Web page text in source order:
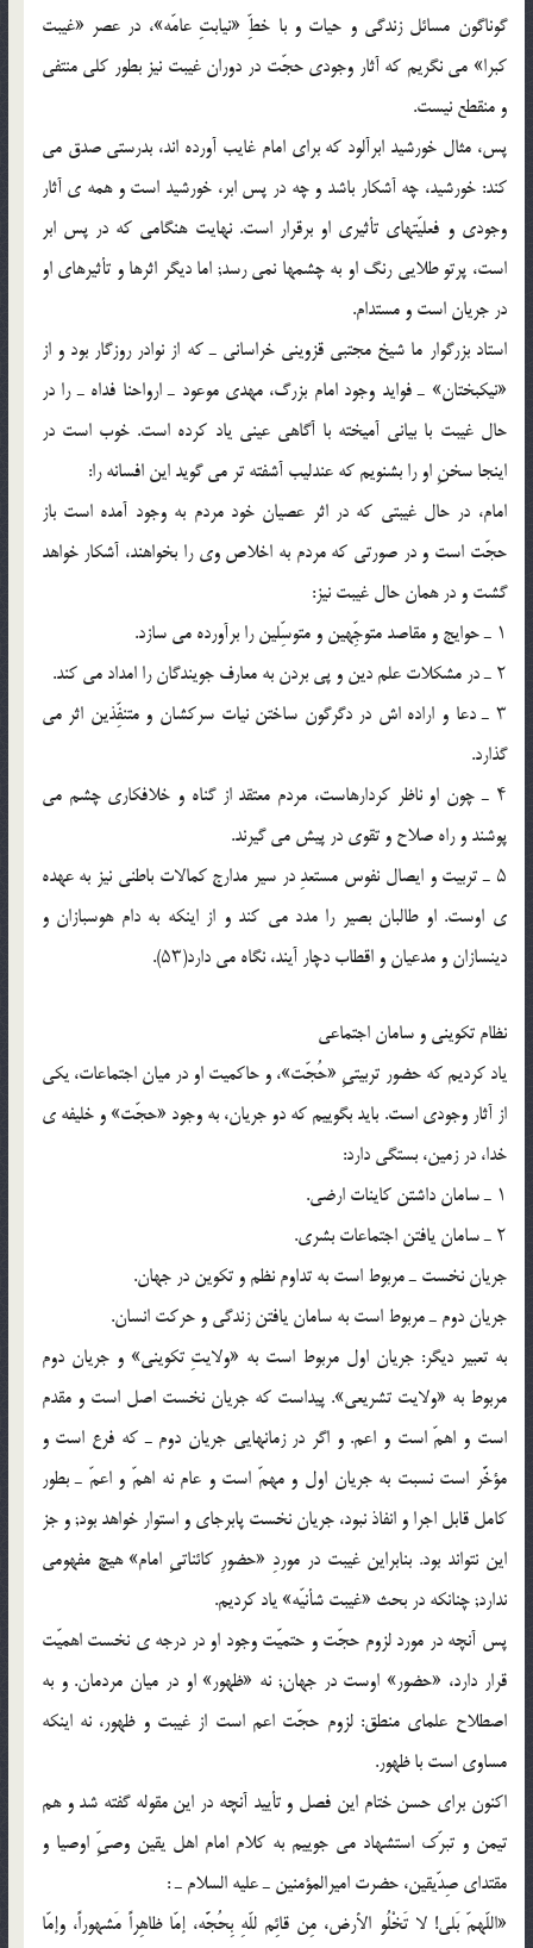
گوناگون مسائل زندگى و حیات و با خطِّ «نیابتِ عامّه»، در عصر «غیبت
کبرا» مى نگریم که آثار وجودى حجّت در دوران غیبت نیز بطور کلى منتفى
و منقطع نیست.
پس، مثال خورشید ابرآلود که براى امام غایب آورده اند، بدرستى صدق مى
کند: خورشید، چه آشکار باشد و چه در پس ابر، خورشید است و همه ى آثار
وجودى و فعلیّتهاى تأثیرى او برقرار است. نهایت هنگامى که در پس ابر
است، پرتو طلایى رنگ او به چشمها نمى رسد; اما دیگر اثرها و تأثیرهاى او
در جریان است و مستدام.
استاد بزرگوار ما شیخ مجتبى قزوینى خراسانى ـ که از نوادر روزگار بود و از
«نیکبختان» ـ فواید وجود امام بزرگ، مهدى موعود ـ ارواحنا فداه ـ را در
حال غیبت با بیانى آمیخته با آگاهى عینى یاد کرده است. خوب است در
اینجا سخنِ او را بشنویم که عندلیب آشفته تر مى گوید این افسانه را:
امام، در حال غیبتى که در اثر عصیان خود مردم به وجود آمده است باز
حجّت است و در صورتى که مردم به اخلاص وى را بخواهند، آشکار خواهد
گشت و در همان حال غیبت نیز:
۱ ـ حوایج و مقاصد متوجِّهین و متوسِّلین را برآورده مى سازد.
۲ ـ در مشکلات علم دین و پى بردن به معارف جویندگان را امداد مى کند.
۳ ـ دعا و اراده اش در دگرگون ساختن نیات سرکشان و متنفِّذین اثر مى
گذارد.
۴ ـ چون او ناظر کردارهاست، مردم معتقد از گناه و خلافکارى چشم مى
پوشند و راه صلاح و تقوى در پیش مى گیرند.
۵ ـ تربیت و ایصال نفوس مستعدِ در سیر مدارج کمالات باطنى نیز به عهده
ى اوست. او طالبان بصیر را مدد مى کند و از اینکه به دام هوسبازان و
دینسازان و مدعیان و اقطاب دچار آیند، نگاه مى دارد(۵۳).
نظام تکوینى و سامان اجتماعى
یاد کردیم که حضور تربیتىِ «حُجّت»، و حاکمیت او در میان اجتماعات، یکى
از آثار وجودى است. باید بگوییم که دو جریان، به وجود «حجّت» و خلیفه ى
خدا، در زمین، بستگى دارد:
۱ ـ سامان داشتن کاینات ارضى.
۲ ـ سامان یافتن اجتماعات بشرى.
جریان نخست ـ مربوط است به تداوم نظم و تکوین در جهان.
جریان دوم ـ مربوط است به سامان یافتن زندگى و حرکت انسان.
به تعبیر دیگر: جریان اول مربوط است به «ولایتِ تکوینى» و جریان دوم
مربوط به «ولایت تشریعى». پیداست که جریان نخست اصل است و مقدم
است و اهمّ است و اعم. و اگر در زمانهایى جریان دوم ـ که فرع است و
مؤخَّر است نسبت به جریان اول و مهمّ است و عام نه اهمّ و اعمّ ـ بطور
کامل قابل اجرا و انفاذ نبود، جریان نخست پابرجاى و استوار خواهد بود; و جز
این نتواند بود. بنابراین غیبت در موردِ «حضورِ کائناتىِ امام» هیچ مفهومى
ندارد; چنانکه در بحث «غیبت شأنیّه» یاد کردیم.
پس آنچه در مورد لزوم حجّت و حتمیّت وجود او در درجه ى نخست اهمیّت
قرار دارد، «حضور» اوست در جهان; نه «ظهور» او در میان مردمان. و به
اصطلاح علماى منطق: لزوم حجّت اعم است از غیبت و ظهور، نه اینکه
مساوى است با ظهور.
اکنون براى حسن ختام این فصل و تأیید آنچه در این مقوله گفته شد و هم
تیمن و تبرّک استشهاد مى جوییم به کلام امام اهل یقین وصىِّ اوصیا و
مقتداى صِدّیقین، حضرت امیرالمؤمنین ـ علیه السلام ـ :
«اللّهمّ بَلى! لا تَخْلُو الأرض، مِن قائِم للّهِ بِحُجَّه، إمّا ظاهِراً مَشهوراً، وإمّا